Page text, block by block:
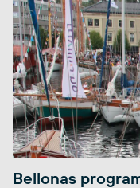
Bellonas